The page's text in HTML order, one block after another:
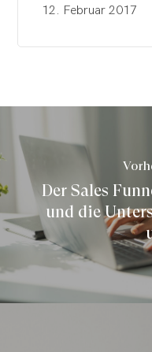
12. Februar 2017
Der Sales
und die